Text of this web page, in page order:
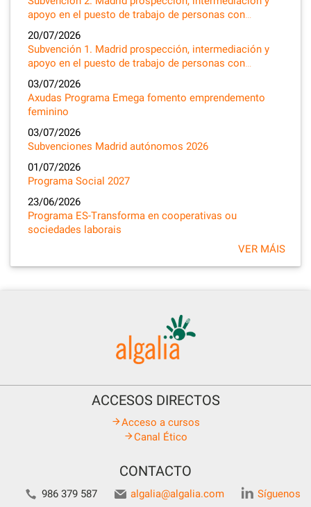
apoyo en el puesto de trabajo de personas con…
20/07/2026
Subvención 1. Madrid prospección, intermediación y
apoyo en el puesto de trabajo de personas con…
03/07/2026
Axudas Programa Emega fomento emprendemento
feminino
03/07/2026
Subvenciones Madrid autónomos 2026
01/07/2026
Programa Social 2027
23/06/2026
Programa ES-Transforma en cooperativas ou
sociedades laborais
VER MÁIS
ACCESOS DIRECTOS
Acceso a cursos
Canal Ético
CONTACTO
986 379 587 algalia@algalia.com Síguenos